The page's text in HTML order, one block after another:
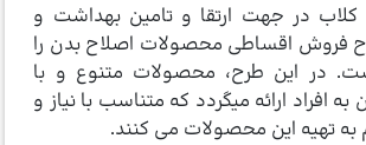
در جهت ارتقا و تامین بهداشت و
فروش اقساطی محصولات اصلاح بدن را
در این طرح، محصولات متنوع و با
افراد ارائه میگردد که متناسب با نیاز و
به تهیه این محصولات می کنند.